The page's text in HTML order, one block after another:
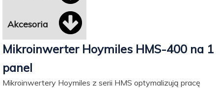
Akcesoria
Mikroinwerter Hoymiles HMS-400 na 1
panel
Mikroinwertery Hoymiles z serii HMS optymalizują pracę